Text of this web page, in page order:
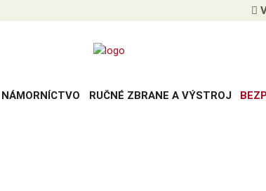
NÁMORNÍCTVO RUČNÉ ZBRANE A VÝSTROJ